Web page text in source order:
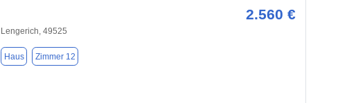
2.560 €
Lengerich, 49525
Haus Zimmer 12